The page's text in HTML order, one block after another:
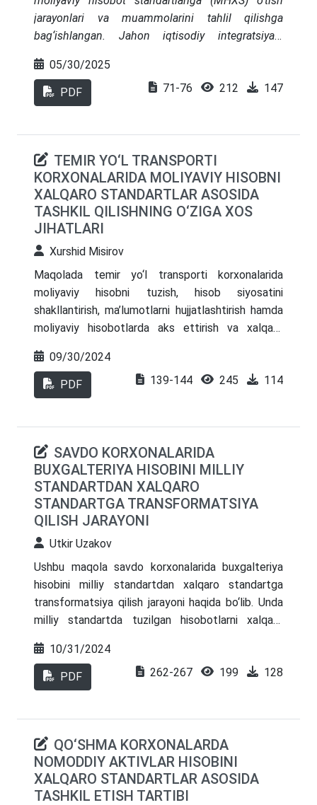
jarayonlari va muammolarini tahlil qilishga
bag‘ishlangan. Jahon iqtisodiy integratsiyasi
standartlarning joriy etilishi moliyaviy hisobotning
shaffofligi, taqqoslanuvchanligi va ishonchliligini
ta’minlashga yordam beradi. O‘zbekiston
xalqaro moliya bozorlariga integratsiyalashuvi va
investorlar ishonchini oshirishga yordam beradi.
Biroq, bu jarayon normativ-huquqiy bazani
moslashtirish, malakali kadrlar tayyorlash va
axborot texnologiyalari infratuzilmasini
rivojlantirish kabi qiyinchiliklarni keltirib chiqaradi.
muammolari va istiqbolli yechimlari tahlil qilinadi.
05/30/2025
PDF 71-76 212 147
TEMIR YO‘L TRANSPORTI
KORXONALARIDA MOLIYAVIY HISOBNI
XALQARO STANDARTLAR ASOSIDA
TASHKIL QILISHNING O‘ZIGA XOS
JIHATLARI
Xurshid Misirov
Maqolada temir yo‘l transporti korxonalarida
moliyaviy hisobni tuzish, hisob siyosatini
shakllantirish, ma’lumotlarni hujjatlashtirish hamda
moliyaviy hisobotlarda aks ettirish va xalqaro
09/30/2024
PDF 139-144 245 114
SAVDO KORXONALARIDA
BUXGALTERIYA HISOBINI MILLIY
STANDARTDAN XALQARO
STANDARTGA TRANSFORMATSIYA
QILISH JARAYONI
Utkir Uzakov
Ushbu maqola savdo korxonalarida buxgalteriya
hisobini milliy standartdan xalqaro standartga
transformatsiya qilish jarayoni haqida bo‘lib. Unda
milliy standartda tuzilgan hisobotlarni xalqaro
qiyinchiliklari, afzalliklari va dolzarb masalalari,
shuningdek amalga oshirilishi zarur bo‘lgan ishlar
bayon qilingan.
10/31/2024
PDF 262-267 199 128
QO‘SHMA KORXONALARDA
NOMODDIY AKTIVLAR HISOBINI
XALQARO STANDARTLAR ASOSIDA
TASHKIL ETISH TARTIBI